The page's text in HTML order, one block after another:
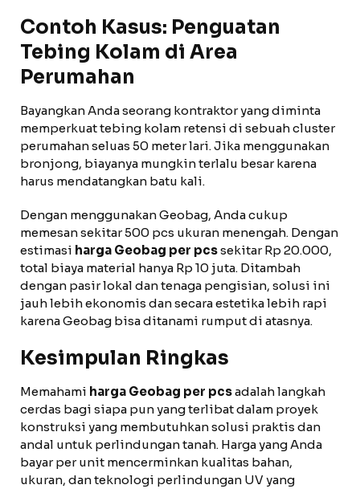
Contoh Kasus: Penguatan
Tebing Kolam di Area
Perumahan
Bayangkan Anda seorang kontraktor yang diminta
memperkuat tebing kolam retensi di sebuah cluster
perumahan seluas 50 meter lari. Jika menggunakan
bronjong, biayanya mungkin terlalu besar karena
harus mendatangkan batu kali.
Dengan menggunakan Geobag, Anda cukup
memesan sekitar 500 pcs ukuran menengah. Dengan
estimasi harga Geobag per pcssekitar Rp 20.000,
total biaya material hanya Rp 10 juta. Ditambah
dengan pasir lokal dan tenaga pengisian, solusi ini
jauh lebih ekonomis dan secara estetika lebih rapi
karena Geobag bisa ditanami rumput di atasnya.
Kesimpulan Ringkas
Memahami harga Geobag per pcsadalah langkah
cerdas bagi siapa pun yang terlibat dalam proyek
konstruksi yang membutuhkan solusi praktis dan
andal untuk perlindungan tanah. Harga yang Anda
bayar per unit mencerminkan kualitas bahan,
ukuran, dan teknologi perlindungan UV yang